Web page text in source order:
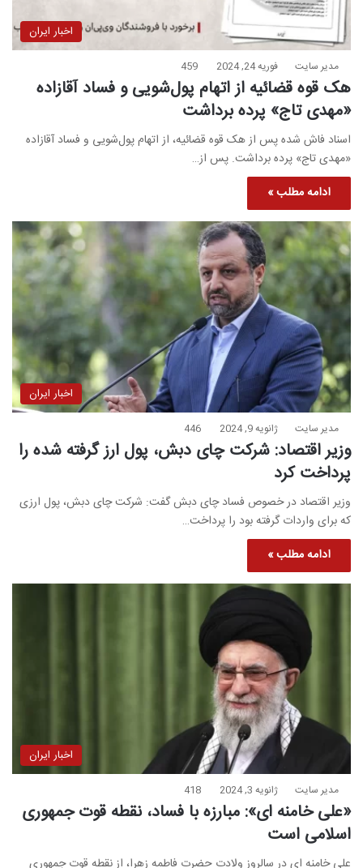
اخبار ایران
مدیر سایت فوریه 24, 2024 459
هک قوه قضائیه از اتهام پول‌شویی و فساد آقازاده
«مهدی تاج» پرده برداشت
اسناد فاش شده پس از هک قوه قضائیه، از اتهام پول‌شویی و فساد آقازاده
«مهدی تاج» پرده برداشت. پس از…
ادامه مطلب »
اخبار ایران
مدیر سایت ژانویه 9, 2024 446
وزیر اقتصاد: شرکت چای دبش، پول ارز گرفته شده را
پرداخت کرد
وزیر اقتصاد در خصوص فساد چای دبش گفت: شرکت چای دبش، پول ارزی
که برای واردات گرفته بود را پرداخت…
ادامه مطلب »
اخبار ایران
مدیر سایت ژانویه 3, 2024 418
«علی خامنه ای»: مبارزه با فساد، نقطه قوت جمهوری
اسلامی است